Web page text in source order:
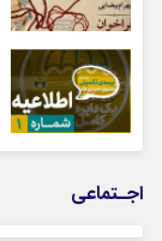
اجـتماعی